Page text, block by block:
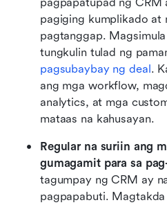
pagiging kumplikado at
pagtanggap.
pagsubaybay ng deal.
ang mga workflow,
analytics, at mga
mataas na kahusayan.
Regular na suriin ang
gumagamit para sa
tagumpay ng CRM ay
pagpapabuti.